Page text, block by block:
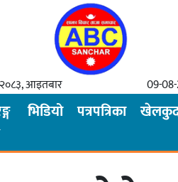
आइतबार 09-
भिडियो पत्रपत्रिका